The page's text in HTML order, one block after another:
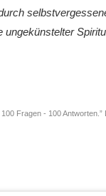
ungekünstelter
Fragen - 100